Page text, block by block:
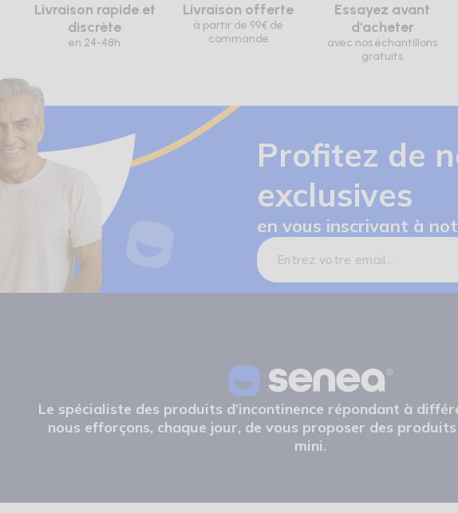
Livraison rapide et
discrète
en 24-48h
Livraison offerte
à partir de 99€ de
commande
Essayez avant
d'acheter
avec nos échantillons
gratuits
Profitez de
exclusives
en vous inscrivant à
Le spécialiste des produits d’incontinence répondant à
nous efforçons, chaque jour, de vous proposer des
mini.